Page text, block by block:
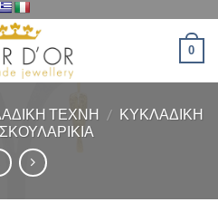
0
ΤΕΧΝΗ / ΚΥΚΛΑΔΙΚΗ